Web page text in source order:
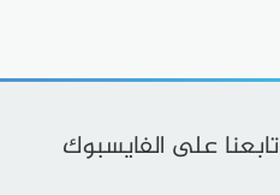
تابعنا على الفايسبوك